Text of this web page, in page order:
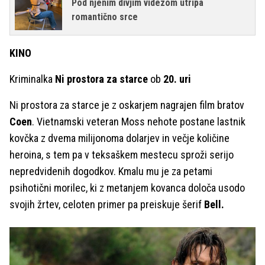
Pod njenim divjim videzom utripa
romantično srce
KINO
Kriminalka Ni prostora za starce ob 20. uri
Ni prostora za starce je z oskarjem nagrajen film bratov
Coen. Vietnamski veteran Moss nehote postane lastnik
kovčka z dvema milijonoma dolarjev in večje količine
heroina, s tem pa v teksaškem mestecu sproži serijo
nepredvidenih dogodkov. Kmalu mu je za petami
psihotični morilec, ki z metanjem kovanca določa usodo
svojih žrtev, celoten primer pa preiskuje šerif Bell.